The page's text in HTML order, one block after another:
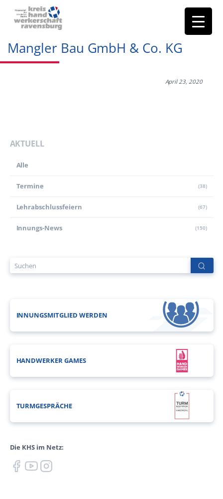
Mangler Bau GmbH & Co. KG
April 23, 2020
AKTUELL
Alle
Termine (38)
Lehr­abschluss­feiern (67)
Innungs-News (150)
INNUNGSMITGLIED WERDEN
HANDWERKER GAMES
TURMGESPRÄCHE
Die KHS im Netz: